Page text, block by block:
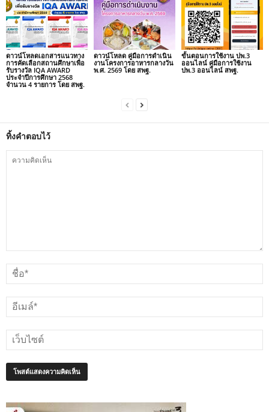
ดาวน์โหลดเอกสารแนวทาง
การคัดเลือกสถานศึกษาเพื่อ
รับรางวัล IQA AWARD
ประจำปีการศึกษา 2568
จำนวน 4 รายการ โดย สพฐ.
ดาวน์โหลด คู่มือการดำเนิน
งานโครงการอาหารกลางวัน
พ.ศ. 2569 โดย สพฐ.
ขั้นตอนการใช้งาน ปพ.3
ออนไลน์ คู่มือการใช้งาน
ปพ.3 ออนไลน์ สพฐ.
ทิ้งคำตอบไว้